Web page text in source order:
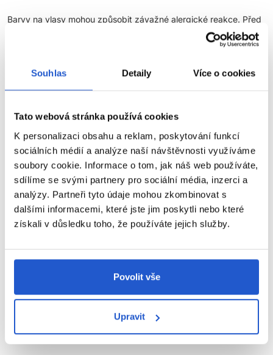
Souhlas Detaily Více o cookies
Tato webová stránka používá cookies
K personalizaci obsahu a reklam, poskytování funkcí
sociálních médií a analýze naší návštěvnosti využíváme
soubory cookie. Informace o tom, jak náš web používáte,
sdílíme se svými partnery pro sociální média, inzerci a
analýzy. Partneři tyto údaje mohou zkombinovat s
dalšími informacemi, které jste jim poskytli nebo které
získali v důsledku toho, že používáte jejich služby.
Povolit vše
Upravit
Barvy na vlasy mohou způsobit závažné alergické reakce. Před
použitím si pečlivě přečtěte návod a důsledně jej dodržujte.
KOŽNÍ SNÁŠENLIVOSTI
produktu. Naneste malé množství barvy na čistou, suchou
pokožku (např. na vnitřní stranu předloktí) a nechte působit.
Pokud se během testu nebo do 48 hodin objeví podráždění,
svědění, zarudnutí nebo jiné reakce, výrobek nepoužívejte.
NEBARVĚTE VLASY, POKUD:
máte vyrážky, citlivou, podrážděnou nebo poškozenou
pokožku hlavy,
jste již měli alergickou reakci na dočasné tetování černou
Zabraňte kontaktu s očima. Při zasažení očí je ihned
Značka
Hodnocení